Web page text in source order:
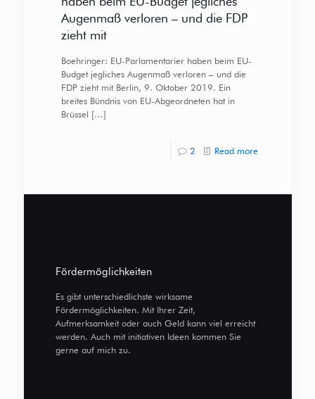
Augenmaß verloren – und die FDP
zieht mit
Boehringer: EU-Parlamentarier haben beim EU-
Budget jegliches Augenmaß verloren – und die
FDP zieht mit Berlin, 9. Oktober 2019. Ein
breites Bündnis von EU-Abgeordneten hat in
Brüssel […]
2 Read more
Fördermöglichkeiten
Es gibt unterschiedlichste wirksame
Fördermöglichkeiten. Mit Ihrer Zeit,
Aufmerksamkeit oder auch Geld kann viel erreicht
werden. Auch mit initiativen Ideen kommen Sie
gerne auf mich zu.